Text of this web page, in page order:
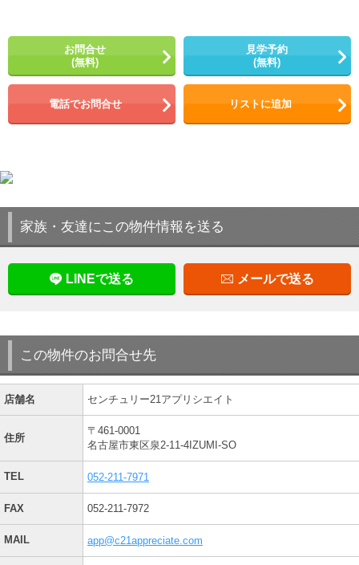
お問合せ
(無料)
見学予約
(無料)
電話でお問合せ リストに追加
家族・友達にこの物件情報を送る
LINEで送る メールで送る
この物件のお問合せ先
店舗名 センチュリー21アプリシエイト
住所
〒461-0001
名古屋市東区泉2-11-4IZUMI-SO
TEL 052-211-7971
FAX 052-211-7972
MAIL app@c21appreciate.com